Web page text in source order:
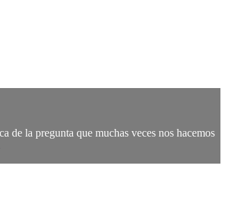
de la pregunta que muchas veces nos hacemos